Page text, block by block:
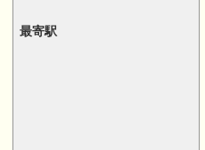
最寄駅